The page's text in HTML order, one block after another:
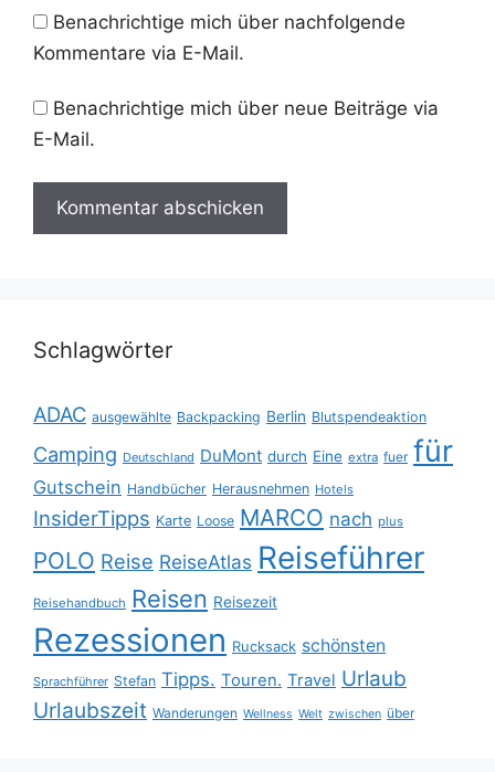
Benachrichtige mich über nachfolgende
Kommentare via E-Mail.
Benachrichtige mich über neue Beiträge via
E-Mail.
Schlagwörter
ADAC ausgewählte Backpacking Berlin Blutspendeaktion
Camping Deutschland DuMont durch Eine extra fuer für
Gutschein Handbücher Herausnehmen Hotels
InsiderTipps Karte Loose MARCO nach plus
POLO Reise ReiseAtlas Reiseführer
Reisehandbuch Reisen Reisezeit
Rezessionen Rucksack schönsten
Sprachführer Stefan Tipps. Touren. Travel Urlaub
Urlaubszeit Wanderungen Wellness Welt zwischen über